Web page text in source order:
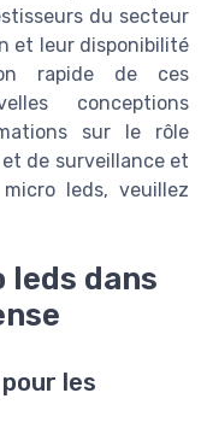
du secteur
et leur disponibilité
rapide de ces
conceptions
sur le rôle
de surveillance et
leds, veuillez
dans
les